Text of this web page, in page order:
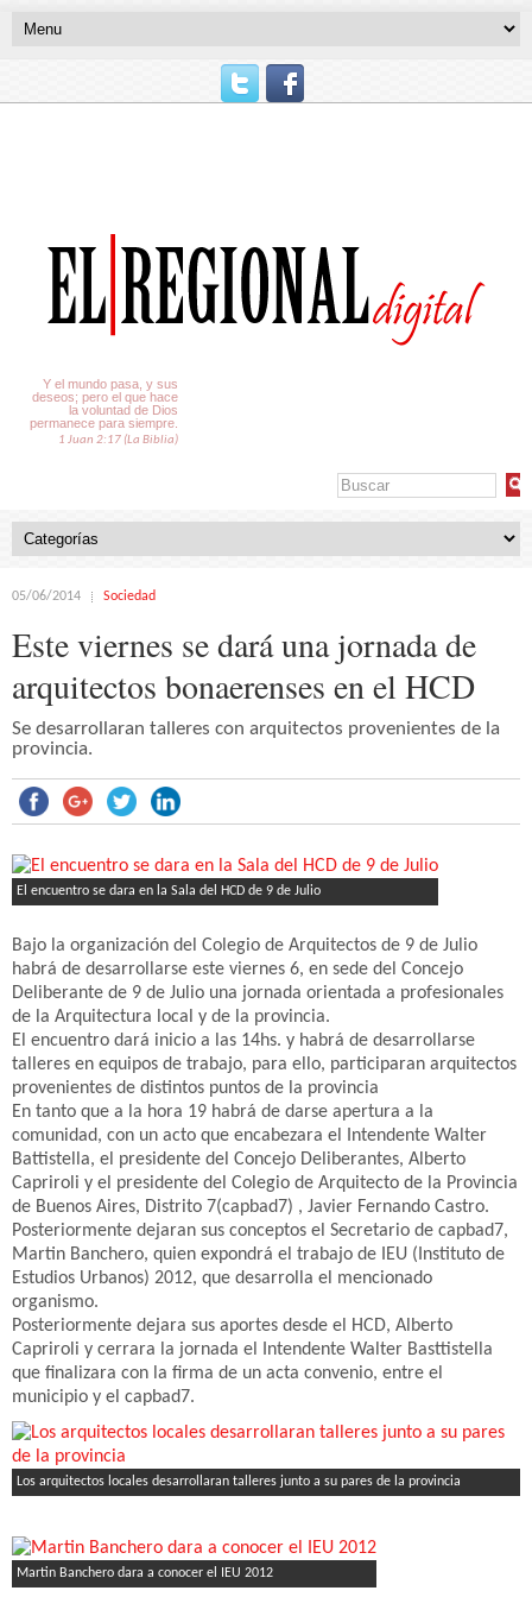
Y el mundo pasa, y sus
deseos; pero el que hace
la voluntad de Dios
permanece para siempre.
1 Juan 2:17 (La Biblia)
05/06/2014 Sociedad
Este viernes se dará una jornada de
arquitectos bonaerenses en el HCD
Se desarrollaran talleres con arquitectos provenientes de la
provincia.
El encuentro se dara en la Sala del HCD de 9 de Julio
Bajo la organización del Colegio de Arquitectos de 9 de Julio
habrá de desarrollarse este viernes 6, en sede del Concejo
Deliberante de 9 de Julio una jornada orientada a profesionales
de la Arquitectura local y de la provincia.
El encuentro dará inicio a las 14hs. y habrá de desarrollarse
talleres en equipos de trabajo, para ello, participaran arquitectos
provenientes de distintos puntos de la provincia
En tanto que a la hora 19 habrá de darse apertura a la
comunidad, con un acto que encabezara el Intendente Walter
Battistella, el presidente del Concejo Deliberantes, Alberto
Capriroli y el presidente del Colegio de Arquitecto de la Provincia
de Buenos Aires, Distrito 7(capbad7) , Javier Fernando Castro.
Posteriormente dejaran sus conceptos el Secretario de capbad7,
Martin Banchero, quien expondrá el trabajo de IEU (Instituto de
Estudios Urbanos) 2012, que desarrolla el mencionado
organismo.
Posteriormente dejara sus aportes desde el HCD, Alberto
Capriroli y cerrara la jornada el Intendente Walter Basttistella
que finalizara con la firma de un acta convenio, entre el
municipio y el capbad7.
Los arquitectos locales desarrollaran talleres junto a su pares de la provincia
Martin Banchero dara a conocer el IEU 2012